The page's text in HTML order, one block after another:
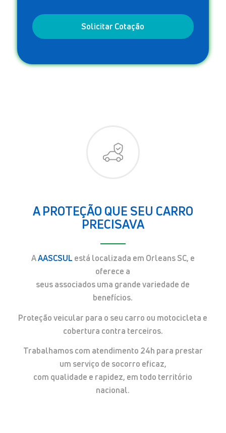
A PROTEÇÃO QUE SEU CARRO
PRECISAVA
AAASCSUL está localizada em Orleans SC, e
oferece a
seus associados uma grande variedade de
benefícios.
Proteção veicular para o seu carro ou motocicleta e
cobertura contra terceiros.
Trabalhamos com atendimento 24h para prestar
um serviço de socorro eficaz,
com qualidade e rapidez, em todo território
nacional.